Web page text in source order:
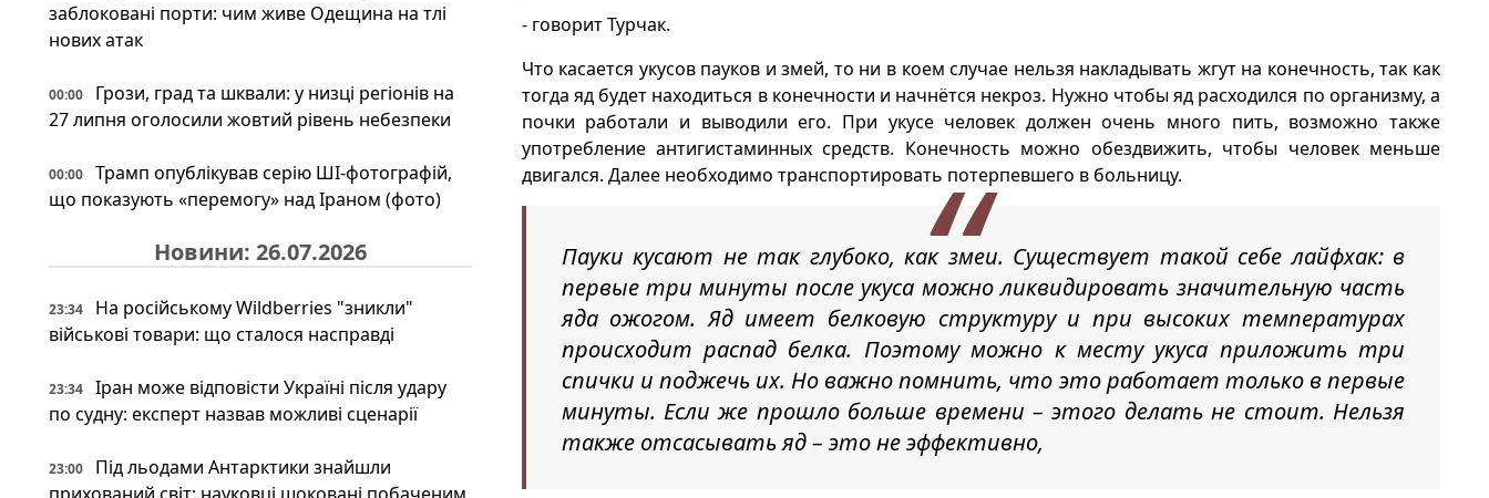
заблоковані порти: чим живе Одещина на тлі
нових атак
00:00
Грози, град та шквали: у низці регіонів на
27 липня оголосили жовтий рівень небезпеки
00:00
Трамп опублікував серію ШІ-фотографій,
що показують «перемогу» над Іраном (фото)
Новини: 26.07.2026
23:34
На російському Wildberries "зникли"
військові товари: що сталося насправді
23:34
Іран може відповісти Україні після удару
по судну: експерт назвав можливі сценарії
23:00
Під льодами Антарктики знайшли
- говорит Турчак.
Что касается укусов пауков и змей, то ни в коем случае нельзя накладывать жгут на конечность, так как
тогда яд будет находиться в конечности и начнётся некроз. Нужно чтобы яд расходился по организму, а
почки работали и выводили его. При укусе человек должен очень много пить, возможно также
употребление антигистаминных средств. Конечность можно обездвижить, чтобы человек меньше
двигался. Далее необходимо транспортировать потерпевшего в больницу.
Пауки кусают не так глубоко, как змеи. Существует такой себе лайфхак: в
первые три минуты после укуса можно ликвидировать значительную часть
яда ожогом. Яд имеет белковую структуру и при высоких температурах
происходит распад белка. Поэтому можно к месту укуса приложить три
спички и поджечь их. Но важно помнить, что это работает только в первые
минуты. Если же прошло больше времени – этого делать не стоит. Нельзя
также отсасывать яд – это не эффективно,